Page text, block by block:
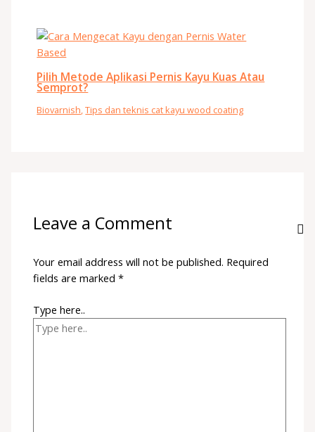
Pilih Metode Aplikasi Pernis Kayu Kuas Atau
Semprot?
Biovarnish,Tips dan teknis cat kayu wood coating
Leave a Comment
Your email address will not be published. Required
fields are marked*
Type here..